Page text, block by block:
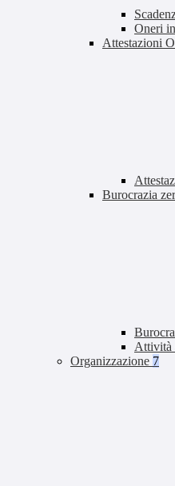
Oneri
Attestazioni
Burocrazia
Attività
Organizzazione 7